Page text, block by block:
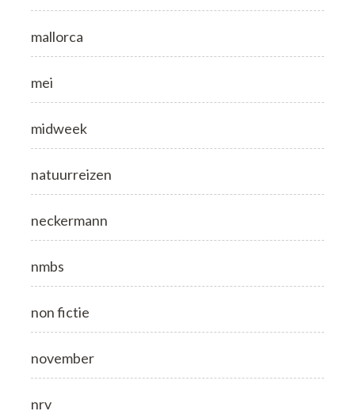
mallorca
mei
midweek
natuurreizen
neckermann
nmbs
non fictie
november
nrv